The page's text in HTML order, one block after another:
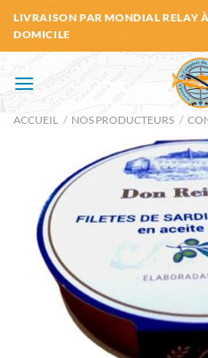
Passer
au
contenu
LIVRAISON PAR MONDIAL RELAY
DOMICILE
ACCUEIL / NOS PRODUCTEURS /